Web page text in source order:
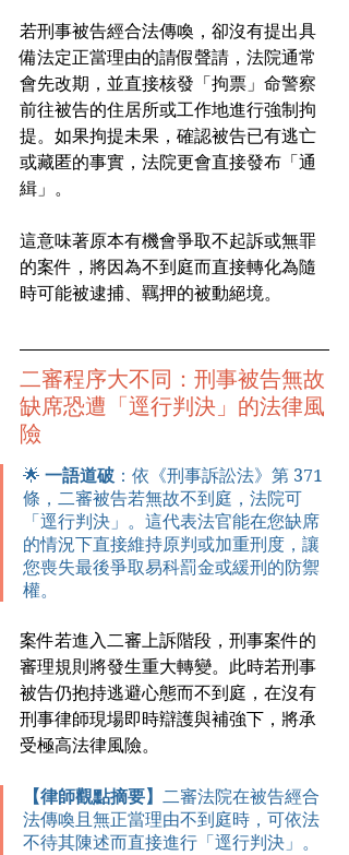
若刑事被告經合法傳喚，卻沒有提出具
備法定正當理由的請假聲請，法院通常
會先改期，並直接核發「拘票」命警察
前往被告的住居所或工作地進行強制拘
提。如果拘提未果，確認被告已有逃亡
或藏匿的事實，法院更會直接發布「通
緝」。
這意味著原本有機會爭取不起訴或無罪
的案件，將因為不到庭而直接轉化為隨
時可能被逮捕、羈押的被動絕境。
二審程序大不同：刑事被告無故
缺席恐遭「逕行判決」的法律風
險
🌟 一語道破 ：依《刑事訴訟法》第 371
條，二審被告若無故不到庭，法院可
「逕行判決」。這代表法官能在您缺席
的情況下直接維持原判或加重刑度，讓
您喪失最後爭取易科罰金或緩刑的防禦
權。
案件若進入二審上訴階段，刑事案件的
審理規則將發生重大轉變。此時若刑事
被告仍抱持逃避心態而不到庭，在沒有
刑事律師現場即時辯護與補強下，將承
受極高法律風險。
【律師觀點摘要】 二審法院在被告經合
法傳喚且無正當理由不到庭時，可依法
不待其陳述而直接進行「逕行判決」。